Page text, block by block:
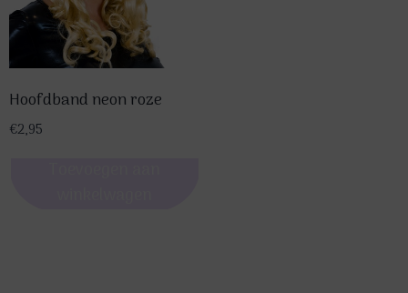
Hoofdband neon roze
€2,95